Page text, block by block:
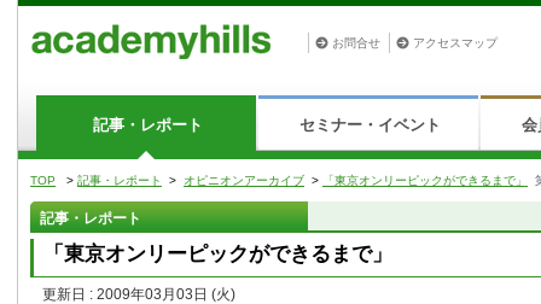
お問合せ アクセスマップ
記事・レポート セミナー・イベント 会
TOP > 記事・レポート > オピニオンアーカイブ > 「東京オンリーピックができるまで」
記事・レポート
「東京オンリーピックができるまで」
更新日 : 2009年03月03日 (火)